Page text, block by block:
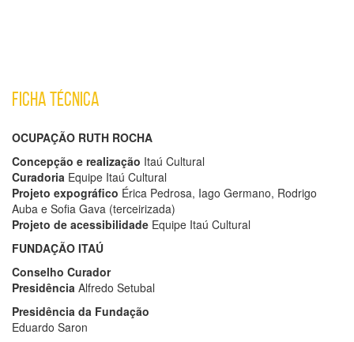
FICHA TÉCNICA
OCUPAÇÃO RUTH ROCHA
Concepção e realização Itaú Cultural
Curadoria Equipe Itaú Cultural
Projeto expográfico Érica Pedrosa, Iago Germano, Rodrigo
Auba e Sofia Gava (terceirizada)
Projeto de acessibilidade Equipe Itaú Cultural
FUNDAÇÃO ITAÚ
Conselho Curador
Presidência Alfredo Setubal
Presidência da Fundação
Eduardo Saron